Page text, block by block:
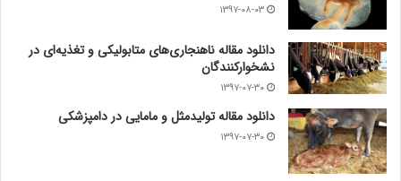
۱۳۹۷-۰۸-۰۳
دانلود مقاله ناهنجاری‌های متابولیکی و تغذیه‌ای در
نشخوارکنندگان
۱۳۹۷-۰۷-۳۰
دانلود مقاله تولیدمثل و مامایی در دامپزشکی
۱۳۹۷-۰۷-۳۰